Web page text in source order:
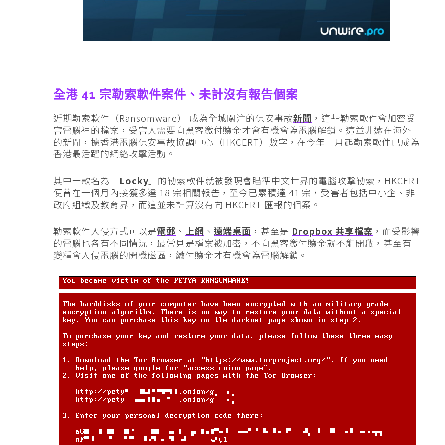
全港 41 宗勒索軟件案件、未計沒有報告個案
近期勒索軟件（Ransomware） 成為全城關注的保安事故新聞 ，這些勒索軟件會加密受
害電腦裡的檔案，受害人需要向黑客繳付贖金才會有機會為電腦解鎖。這並非遠在海外
的新聞，據香港電腦保安事故協調中心（HKCERT）數字，在今年二月起勒索軟件已成為
香港最活躍的網絡攻擊活動。
其中一款名為「Locky 」的勒索軟件就被發現會瞄準中文世界的電腦攻擊勒索，HKCERT
便曾在一個月內接獲多達 18 宗相關報告，至今已累積達 41 宗，受害者包括中小企、非
政府組織及教育界，而這並未計算沒有向 HKCERT 匯報的個案。
勒索軟件入侵方式可以是電郵 、 上網 、 遠端桌面 ，甚至是 Dropbox 共享檔案 ，而受影響
的電腦也各有不同情況，最常見是檔案被加密，不向黑客繳付贖金就不能開啟，甚至有
變種會入侵電腦的開機磁區，繳付贖金才有機會為電腦解鎖。